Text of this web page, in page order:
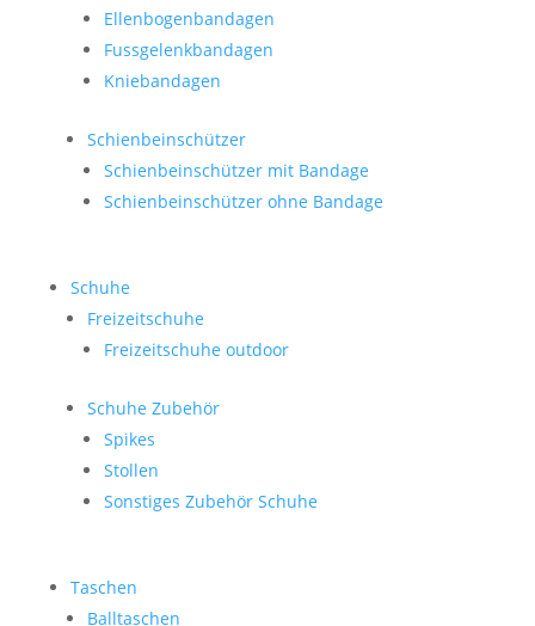
Ellenbogenbandagen
Fussgelenkbandagen
Kniebandagen
Schienbeinschützer
Schienbeinschützer mit Bandage
Schienbeinschützer ohne Bandage
Schuhe
Freizeitschuhe
Freizeitschuhe outdoor
Schuhe Zubehör
Spikes
Stollen
Sonstiges Zubehör Schuhe
Taschen
Balltaschen